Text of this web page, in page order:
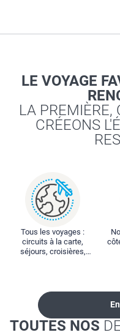
LE VOYAGE
LA PREMIÈRE,
CRÉEONS
Tous les voyages :
circuits à la carte,
séjours, croisières,
TOUTES NOS